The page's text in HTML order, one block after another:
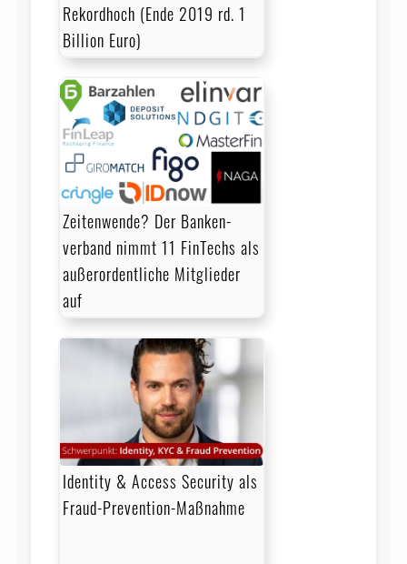
Rekordhoch (Ende 2019 rd. 1
Billion Euro)
Zeitenwende? Der Banken­
verband nimmt 11 FinTechs als
außerordentliche Mitglieder
auf
Identity & Access Security als
Fraud-Prevention-Maßnahme